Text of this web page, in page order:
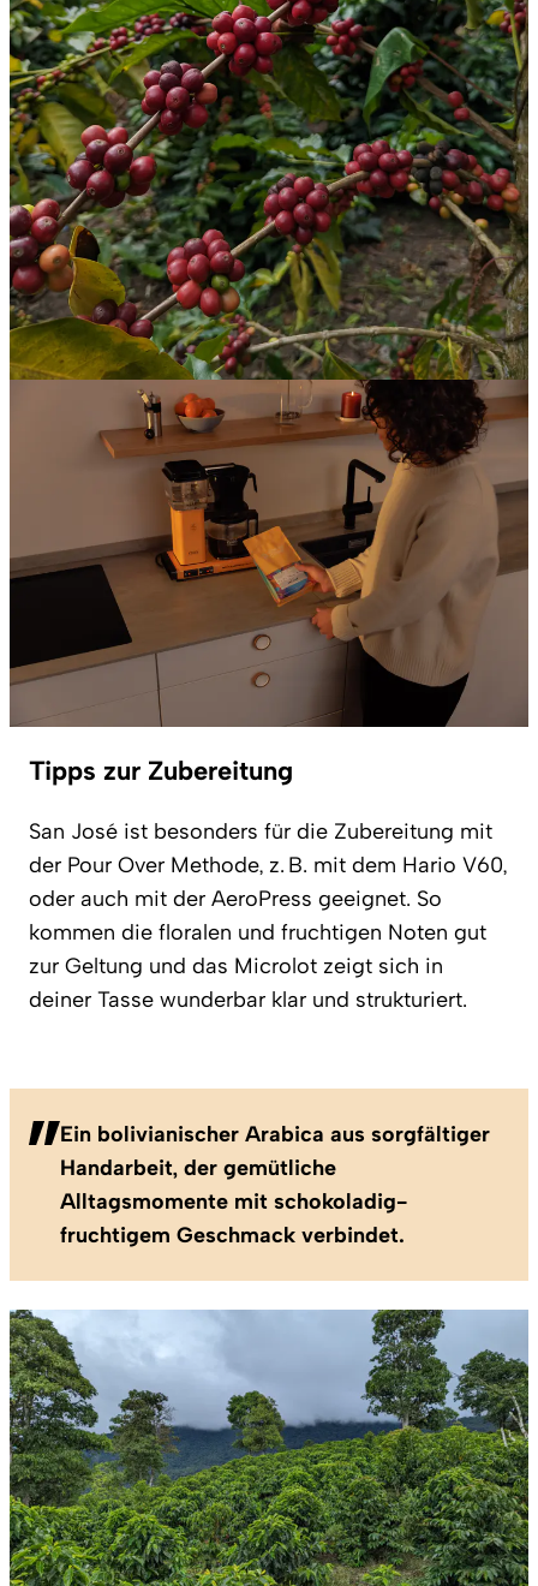
Tipps zur Zubereitung
San José ist besonders für die Zubereitung mit
der Pour Over Methode, z. B. mit dem Hario V60,
oder auch mit der AeroPress geeignet. So
kommen die floralen und fruchtigen Noten gut
zur Geltung und das Microlot zeigt sich in
deiner Tasse wunderbar klar und strukturiert.
Ein bolivianischer Arabica aus sorgfältiger
Handarbeit, der gemütliche
Alltagsmomente mit schokoladig-
fruchtigem Geschmack verbindet.